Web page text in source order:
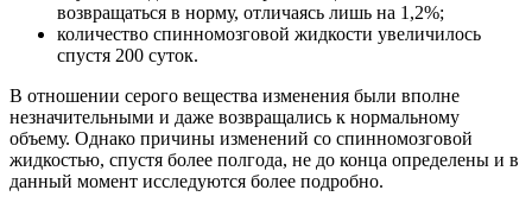
возвращаться в норму, отличаясь лишь на 1,2%;
количество спинномозговой жидкости увеличилось
спустя 200 суток.
В отношении серого вещества изменения были вполне
незначительными и даже возвращались к нормальному
объему. Однако причины изменений со спинномозговой
жидкостью, спустя более полгода, не до конца определены и в
данный момент исследуются более подробно.